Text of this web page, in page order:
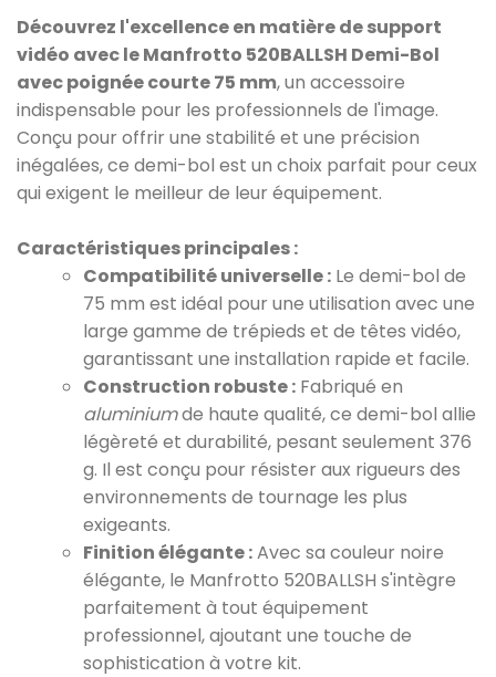
Découvrez l'excellence en matière de support
vidéo avec le Manfrotto 520BALLSH Demi-Bol
avec poignée courte 75 mm, un accessoire
indispensable pour les professionnels de l'image.
Conçu pour offrir une stabilité et une précision
inégalées, ce demi-bol est un choix parfait pour ceux
qui exigent le meilleur de leur équipement.
Caractéristiques principales :
Compatibilité universelle : Le demi-bol de
75 mm est idéal pour une utilisation avec une
large gamme de trépieds et de têtes vidéo,
garantissant une installation rapide et facile.
Construction robuste : Fabriqué en
aluminiumde haute qualité, ce demi-bol allie
légèreté et durabilité, pesant seulement 376
g. Il est conçu pour résister aux rigueurs des
environnements de tournage les plus
exigeants.
Finition élégante :Avec sa couleur noire
élégante, le Manfrotto 520BALLSH s'intègre
parfaitement à tout équipement
professionnel, ajoutant une touche de
sophistication à votre kit.